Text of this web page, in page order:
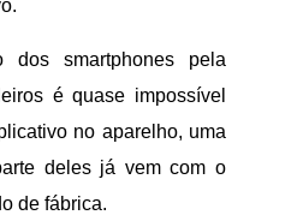
dos smartphones pela
é quase impossível
no aparelho, uma
deles já vem com o
de fábrica.